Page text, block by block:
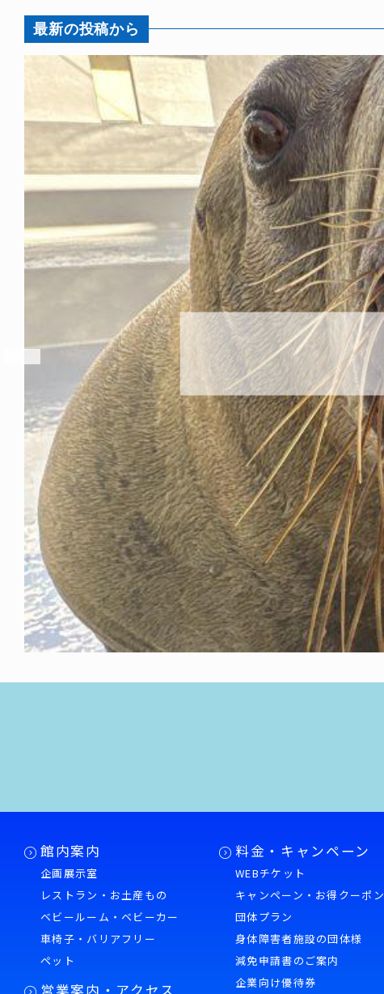
最新の投稿から
館内案内
企画展示室
レストラン・お土産もの
ベビールーム・ベビーカー
車椅子・バリアフリー
ペット
営業案内・アクセス
料金・キャンペーン
WEBチケット
キャンペーン・お得クーポン
団体プラン
身体障害者施設の団体様
減免申請書のご案内
企業向け優待券